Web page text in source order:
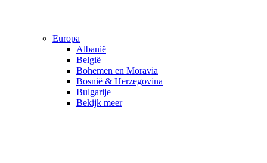
Europa
Albanië
België
Bohemen en Moravia
Bosnië & Herzegovina
Bulgarije
Bekijk meer